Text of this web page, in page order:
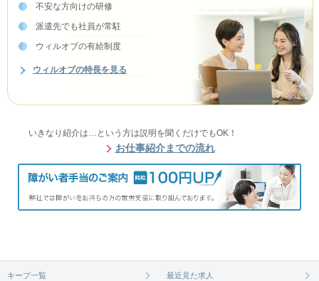
不安な方向けの研修
派遣先でも社員が常駐
ウィルオブの有給制度
ウィルオブの特長を見る
いきなり紹介は…という方は説明を聞くだけでもOK！
お仕事紹介までの流れ
キープ一覧 最近見た求人